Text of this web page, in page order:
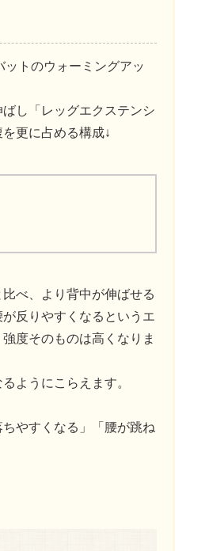
ットのウォーミングアッ
し「レッグエクステンシ
更に占める構成↓
べ、より背中が伸ばせる
反りやすくなるというエ
度そのものは高くなりま
ようにこらえます。
やすくなる」「腰が跳ね